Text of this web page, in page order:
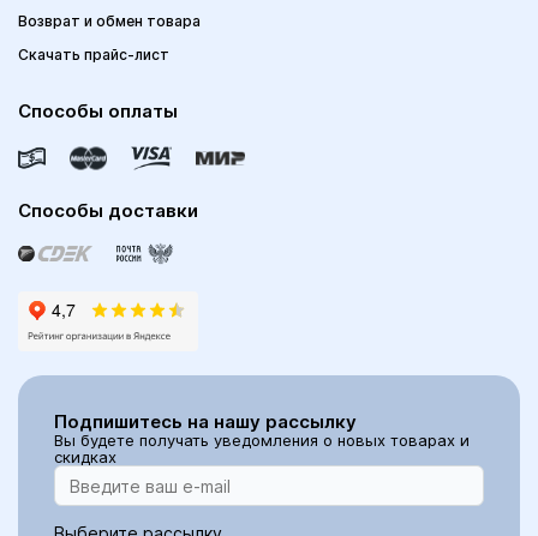
Возврат и обмен товара
Скачать прайс-лист
Способы оплаты
Способы доставки
Подпишитесь на нашу рассылку
Вы будете получать уведомления о новых товарах и
скидках